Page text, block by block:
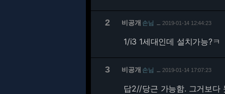
2 비공개 손님 2019-01-14 12:44:23
1/i3 1세대인데 설치가능?ㅋ
3 비공개 손님 2019-01-14 17:07:23
답2//당근 가능함. 그거보다